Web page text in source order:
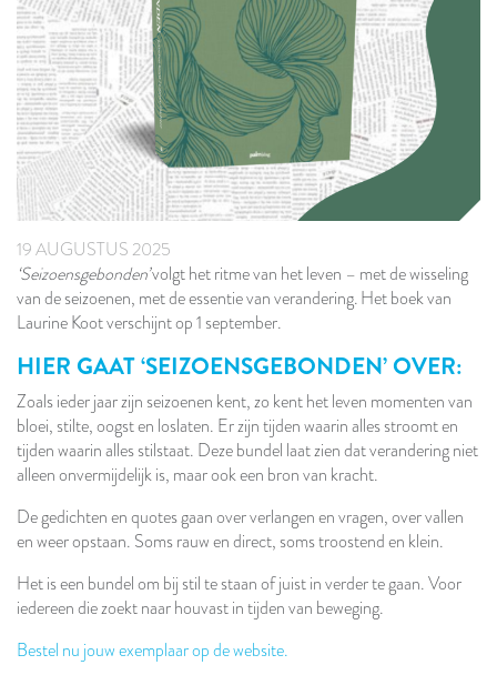
19 AUGUSTUS 2025
‘Seizoensgebonden’volgt het ritme van het leven – met de wisseling
van de seizoenen, met de essentie van verandering. Het boek van
Laurine Koot verschijnt op 1 september.
HIER GAAT ‘SEIZOENSGEBONDEN’ OVER:
Zoals ieder jaar zijn seizoenen kent, zo kent het leven momenten van
bloei, stilte, oogst en loslaten. Er zijn tijden waarin alles stroomt en
tijden waarin alles stilstaat. Deze bundel laat zien dat verandering niet
alleen onvermijdelijk is, maar ook een bron van kracht.
De gedichten en quotes gaan over verlangen en vragen, over vallen
en weer opstaan. Soms rauw en direct, soms troostend en klein.
Het is een bundel om bij stil te staan of juist in verder te gaan. Voor
iedereen die zoekt naar houvast in tijden van beweging.
Bestel nu jouw exemplaar op de website.